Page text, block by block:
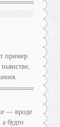
пример
— вроде
будто